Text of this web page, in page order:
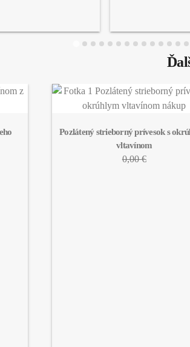
Pozlátený strieborný prívesok s
vltavínom
0,00 €